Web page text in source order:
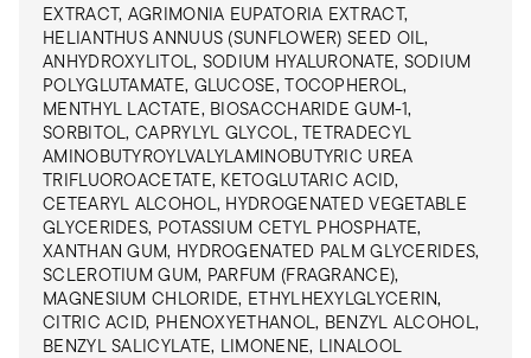
EXTRACT, AGRIMONIA EUPATORIA EXTRACT,
HELIANTHUS ANNUUS (SUNFLOWER) SEED OIL,
ANHYDROXYLITOL, SODIUM HYALURONATE, SODIUM
POLYGLUTAMATE, GLUCOSE, TOCOPHEROL,
MENTHYL LACTATE, BIOSACCHARIDE GUM-1,
SORBITOL, CAPRYLYL GLYCOL, TETRADECYL
AMINOBUTYROYLVALYLAMINOBUTYRIC UREA
TRIFLUOROACETATE, KETOGLUTARIC ACID,
CETEARYL ALCOHOL, HYDROGENATED VEGETABLE
GLYCERIDES, POTASSIUM CETYL PHOSPHATE,
XANTHAN GUM, HYDROGENATED PALM GLYCERIDES,
SCLEROTIUM GUM, PARFUM (FRAGRANCE),
MAGNESIUM CHLORIDE, ETHYLHEXYLGLYCERIN,
CITRIC ACID, PHENOXYETHANOL, BENZYL ALCOHOL,
BENZYL SALICYLATE, LIMONENE, LINALOOL